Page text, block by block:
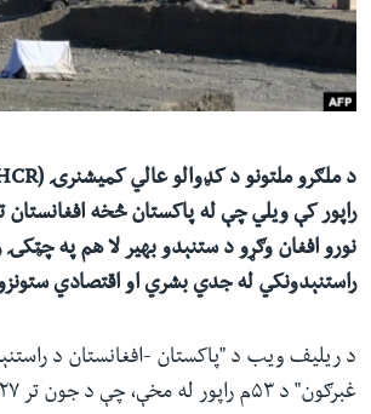
شئ
ځای
شئ
ژبې
راپور کې ویلي چې له پاکستان څخه افغانستان
نورو افغان وګړو د ستنېدو بهیر لا هم په
راستنېدونکي له جدي بشري او اقتصادي
د ریلیف ویب د "پاکستان -افغانستان د